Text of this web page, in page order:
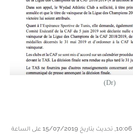
(Dr)
في 15/07/2019 على الساعة 10:06, تحديث بتاريخ 15/07/2019 على الساعة